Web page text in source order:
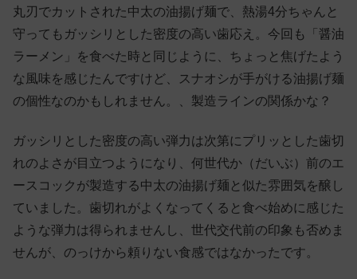
丸刃でカットされた中太の油揚げ麺で、熱湯4分ちゃんと
守ってもガッシリとした密度の高い歯応え。今回も「醤油
ラーメン」を食べた時と同じように、ちょっと焦げたよう
な風味を感じたんですけど、スナオシが手がける油揚げ麺
の個性なのかもしれません。、製造ラインの関係かな？
ガッシリとした密度の高い弾力は次第にプリッとした歯切
れのよさが目立つようになり、何世代か（だいぶ）前のエ
ースコックが製造する中太の油揚げ麺と似た雰囲気を醸し
ていました。歯切れがよくなってくると食べ始めに感じた
ような弾力は得られませんし、世代交代前の印象も否めま
せんが、のっけから頼りない食感ではなかったです。